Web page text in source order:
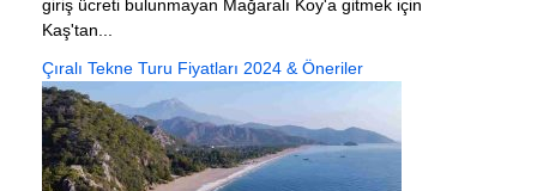
giriş ücreti bulunmayan Mağaralı Koy'a gitmek için
Kaş'tan...
Çıralı Tekne Turu Fiyatları 2024 & Öneriler